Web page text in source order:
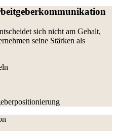
sich nicht am Gehalt,
seine Stärken als